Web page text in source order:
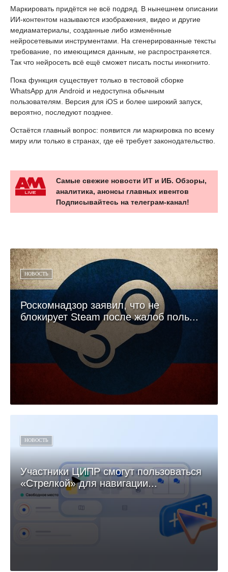
Маркировать придётся не всё подряд. В нынешнем описании
ИИ-контентом называются изображения, видео и другие
медиаматериалы, созданные либо изменённые
нейросетевыми инструментами. На сгенерированные тексты
требование, по имеющимся данным, не распространяется.
Так что нейросеть всё ещё сможет писать посты инкогнито.
Пока функция существует только в тестовой сборке
WhatsApp для Android и недоступна обычным
пользователям. Версия для iOS и более широкий запуск,
вероятно, последуют позднее.
Остаётся главный вопрос: появится ли маркировка по всему
миру или только в странах, где её требует законодательство.
Самые свежие новости ИТ и ИБ. Обзоры,
аналитика, анонсы главных ивентов
Подписывайтесь на телеграм-канал!
НОВОСТЬ
Роскомнадзор заявил, что не
блокирует Steam после жалоб поль...
НОВОСТЬ
Участники ЦИПР смогут пользоваться
«Стрелкой» для навигации...